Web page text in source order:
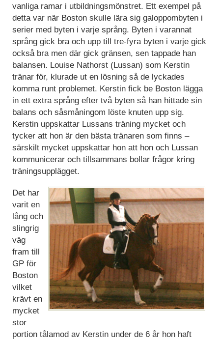
vanliga ramar i utbildningsmönstret. Ett exempel på
detta var när Boston skulle lära sig galoppombyten i
serier med byten i varje språng. Byten i varannat
språng gick bra och upp till tre-fyra byten i varje gick
också bra men där gick gränsen, sen tappade han
balansen. Louise Nathorst (Lussan) som Kerstin
tränar för, klurade ut en lösning så de lyckades
komma runt problemet. Kerstin fick be Boston lägga
in ett extra språng efter två byten så han hittade sin
balans och såsmåningom löste knuten upp sig.
Kerstin uppskattar Lussans träning mycket och
tycker att hon är den bästa tränaren som finns –
särskilt mycket uppskattar hon att hon och Lussan
kommunicerar och tillsammans bollar frågor kring
träningsupplägget.
Det har
varit en
lång och
slingrig
väg
fram till
GP för
Boston
vilket
krävt en
mycket
stor
portion tålamod av Kerstin under de 6 år hon haft